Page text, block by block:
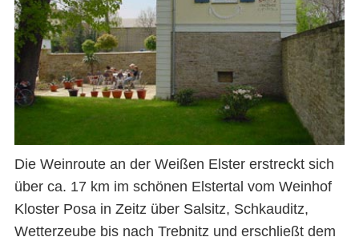
Die Weinroute an der Weißen Elster erstreckt sich
über ca. 17 km im schönen Elstertal vom Weinhof
Kloster Posa in Zeitz über Salsitz, Schkauditz,
Wetterzeube bis nach Trebnitz und erschließt dem